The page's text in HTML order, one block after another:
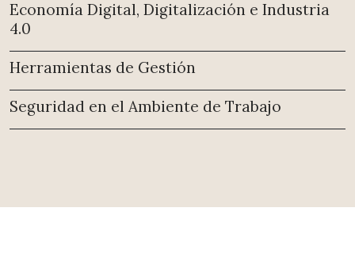
Economía Digital, Digitalización e Industria
4.0
Herramientas de Gestión
Seguridad en el Ambiente de Trabajo